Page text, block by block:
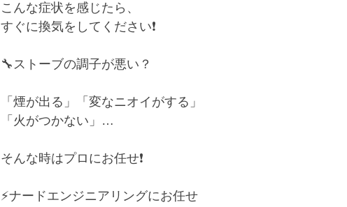
こんな症状を感じたら、
すぐに換気をしてください❗️
🔧ストーブの調子が悪い？
「煙が出る」「変なニオイがする」
「火がつかない」…
そんな時はプロにお任せ❗️
⚡️ナードエンジニアリングにお任せ